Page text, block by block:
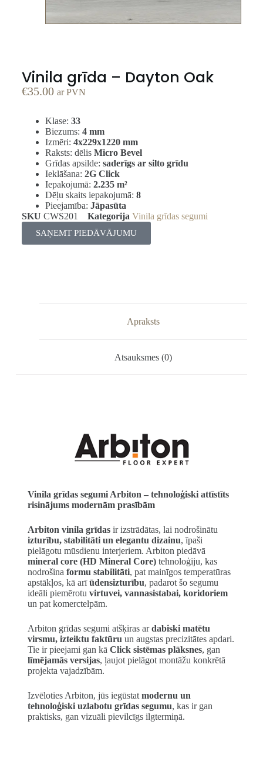
Vinila grīda – Dayton Oak
€35.00 ar PVN
Klase: 33
Biezums: 4 mm
Izmēri: 4x229x1220 mm
Raksts: dēlis Micro Bevel
Grīdas apsilde: saderīgs ar silto grīdu
Ieklāšana: 2G Click
Iepakojumā: 2.235 m²
Dēļu skaits iepakojumā: 8
Pieejamība: Jāpasūta
SKU CWS201 Kategorija Vinila grīdas segumi
SAŅEMT PIEDĀVĀJUMU
Apraksts
Atsauksmes (0)
Vinila grīdas segumi Arbiton – tehnoloģiski attīstīts
risinājums modernām prasībām
Arbiton vinila grīdasir izstrādātas, lai nodrošinātu
izturību, stabilitāti un elegantu dizainu, īpaši
pielāgotu mūsdienu interjeriem. Arbiton piedāvā
mineral core (HD Mineral Core)tehnoloģiju, kas
nodrošina formu stabilitāti, pat mainīgos temperatūras
apstākļos, kā arīūdensizturību, padarot šo segumu
ideāli piemērotu virtuvei, vannasistabai, koridoriem
un pat komerctelpām.
Arbiton grīdas segumi atšķiras ardabiski matētu
virsmu, izteiktu faktūru un augstas precizitātes apdari.
Tie ir pieejami gan kā Click sistēmas plāksnes, gan
līmējamās versijas, ļaujot pielāgot montāžu konkrētā
projekta vajadzībām.
Izvēloties Arbiton, jūs iegūstat modernu un
tehnoloģiski uzlabotu grīdas segumu, kas ir gan
praktisks, gan vizuāli pievilcīgs ilgtermiņā.